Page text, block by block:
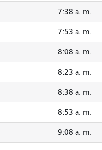
7:38 a. m.
7:53 a. m.
8:08 a. m.
8:23 a. m.
8:38 a. m.
8:53 a. m.
9:08 a. m.